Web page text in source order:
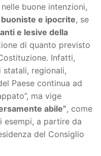
buone intenzioni,
e ipocrite, se
e lesive della
di quanto previsto
Infatti,
statali, regionali,
Paese continua ad
ma vige
abile”, come
esempi, a partire da
del Consiglio